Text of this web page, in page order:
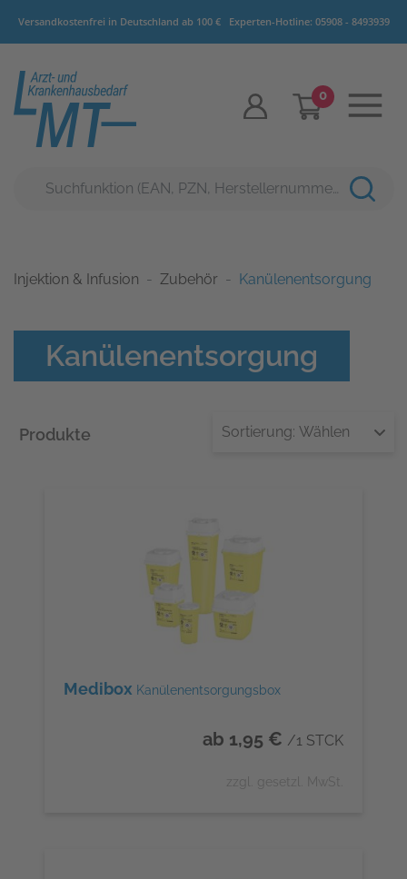
Versandkostenfrei in Deutschland ab 100 € Experten-Hotline: 05908 - 8493939
0
Injektion & Infusion Zubehör Kanülenentsorgung
Kanülenentsorgung
Produkte Sortierung: Wählen
Medibox Kanülenentsorgungsbox
ab 1,95 € /1 STCK
zzgl. gesetzl. MwSt.